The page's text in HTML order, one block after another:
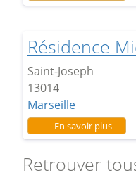
Résidence
Saint-Joseph
13014
Marseille
En savoir plussur
Retrouver